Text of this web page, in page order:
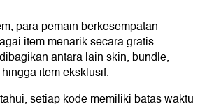
para pemain berkesempatan
item menarik secara gratis.
antara lain skin, bundle,
item eksklusif.
setiap kode memiliki batas waktu